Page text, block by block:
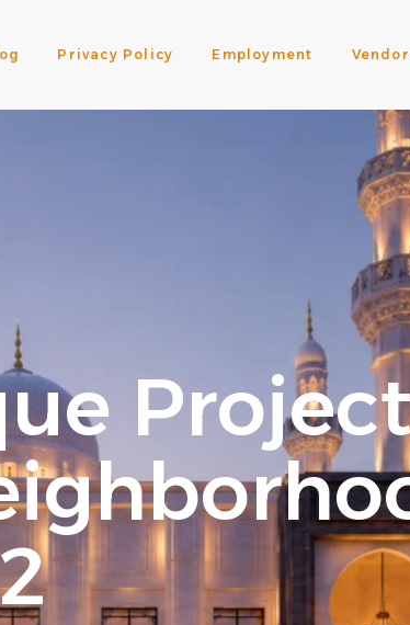
Privacy Policy Employment